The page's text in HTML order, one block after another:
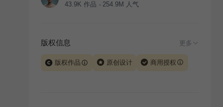
43.9K 作品 254.9M 人气
版权信息 更多
版权作品 原创设计 商用授权